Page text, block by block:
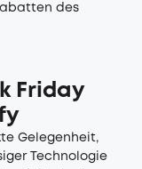
des
Friday
Gelegenheit,
Technologie